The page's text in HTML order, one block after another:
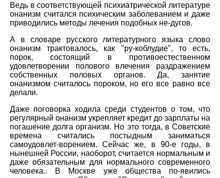
Ведь в соответствующей психиатрической литературе
онанизм считался психическим заболеванием и даже
приводились методы лечения подобных не-дугов.
А в словаре русского литературного языка слово
онанизм трактовалось, как "ру-коблудие", то есть,
порок, состоящий в противоестественном
удовлетворении полового влечения раздражением
собственных половых органов. Да, занятие
онанизмом считалось пороком, но его все равно все
делали.
Даже поговорка ходила среди студентов о том, что
регулярный онанизм укрепляет кредит до зарплаты на
погашение долга организм. Но это тогда, в Советские
времена считались постыдным заниматься
самоудовлет-ворением. Сейчас же, в 90-е годы, в
нынешней России, наоборот, считается нормальным и
даже обязательным для нормального современного
человека.. В Москве уже общества по-явились